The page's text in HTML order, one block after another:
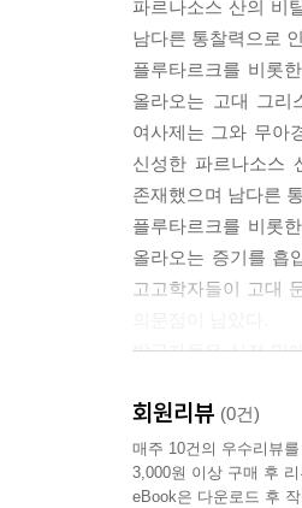
파르나소스 산의 비
남다른 통찰력으로
플루타르크를 비롯
올라오는 고대 그
여사제는 그와 무아
신성한 파르나소스
존재했으며 남다른
플루타르크를 비롯
올라오는 증기를 흡
고고학자들이 고대
발굴자들은 신전 밑
종교를 빙자한 사기
하지만 최근에 웨슬
실마리를 풀기 시작
회원리뷰 (0건)
매주 10건의 우수리뷰
3,000원 이상 구매 후
eBook은 다운로드 후